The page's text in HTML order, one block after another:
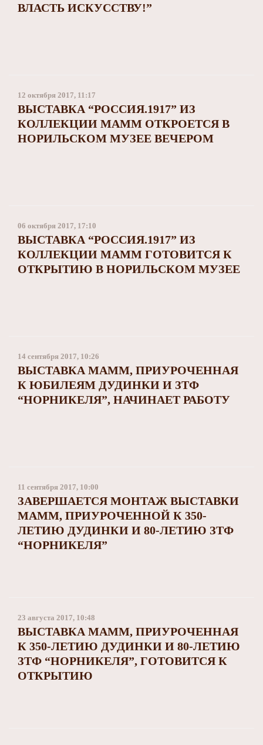
ВЛАСТЬ ИСКУССТВУ!”
12 октября 2017, 11:17
ВЫСТАВКА “РОССИЯ.1917” ИЗ
КОЛЛЕКЦИИ МАММ ОТКРОЕТСЯ В
НОРИЛЬСКОМ МУЗЕЕ ВЕЧЕРОМ
06 октября 2017, 17:10
ВЫСТАВКА “РОССИЯ.1917” ИЗ
КОЛЛЕКЦИИ МАММ ГОТОВИТСЯ К
ОТКРЫТИЮ В НОРИЛЬСКОМ МУЗЕЕ
14 сентября 2017, 10:26
ВЫСТАВКА МАММ, ПРИУРОЧЕННАЯ
К ЮБИЛЕЯМ ДУДИНКИ И ЗТФ
“НОРНИКЕЛЯ”, НАЧИНАЕТ РАБОТУ
11 сентября 2017, 10:00
ЗАВЕРШАЕТСЯ МОНТАЖ ВЫСТАВКИ
МАММ, ПРИУРОЧЕННОЙ К 350-
ЛЕТИЮ ДУДИНКИ И 80-ЛЕТИЮ ЗТФ
“НОРНИКЕЛЯ”
23 августа 2017, 10:48
ВЫСТАВКА МАММ, ПРИУРОЧЕННАЯ
К 350-ЛЕТИЮ ДУДИНКИ И 80-ЛЕТИЮ
ЗТФ “НОРНИКЕЛЯ”, ГОТОВИТСЯ К
ОТКРЫТИЮ